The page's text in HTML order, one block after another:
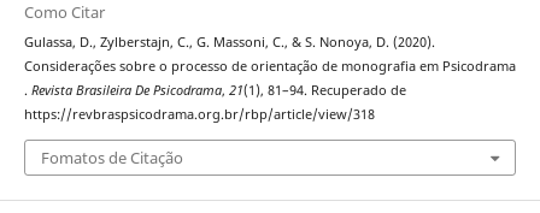
Como Citar
Gulassa, D., Zylberstajn, C., G. Massoni, C., & S. Nonoya, D. (2020).
Considerações sobre o processo de orientação de monografia em Psicodrama
. Revista Brasileira De Psicodrama, 21(1), 81–94. Recuperado de
https://revbraspsicodrama.org.br/rbp/article/view/318
Fomatos de Citação